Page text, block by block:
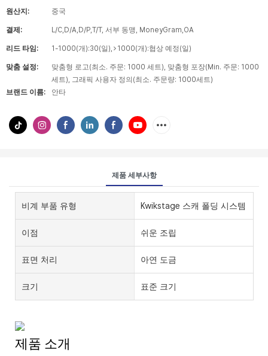
원산지: 중국
결제: L/C,D/A,D/P,T/T, 서부 동맹, MoneyGram,OA
리드 타임: 1-1000(개):30(일),>1000(개):협상 예정(일)
맞춤 설정:
맞춤형 로고(최소. 주문: 1000 세트), 맞춤형 포장(Min. 주문: 1000
세트), 그래픽 사용자 정의(최소. 주문량: 1000세트)
브랜드 이름:
안타
제품 세부사항
비계 부품 유형 Kwikstage 스캐 폴딩 시스템
이점 쉬운 조립
표면 처리 아연 도금
크기 표준 크기
제품 소개